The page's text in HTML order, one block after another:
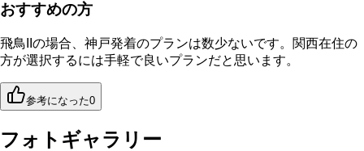
おすすめの方
飛鳥IIの場合、神戸発着のプランは数少ないです。関西在住の
方が選択するには手軽で良いプランだと思います。
参考になった0
フォトギャラリー